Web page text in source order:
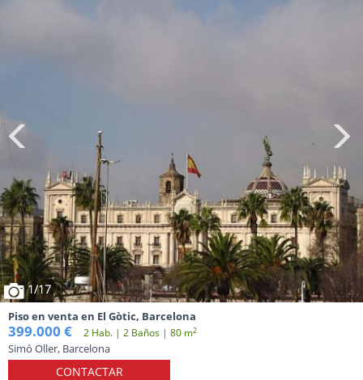
1/17
Piso en venta en El Gòtic, Barcelona
399.000 € 2 Hab. | 2 Baños | 80 m2
Simó Oller, Barcelona
CONTACTAR